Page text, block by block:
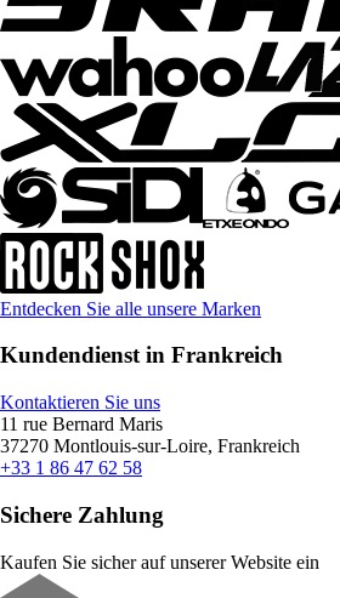
Entdecken Sie alle unsere Marken
Kundendienst in Frankreich
Kontaktieren Sie uns
11 rue Bernard Maris
37270 Montlouis-sur-Loire, Frankreich
+33 1 86 47 62 58
Sichere Zahlung
Kaufen Sie sicher auf unserer Website ein